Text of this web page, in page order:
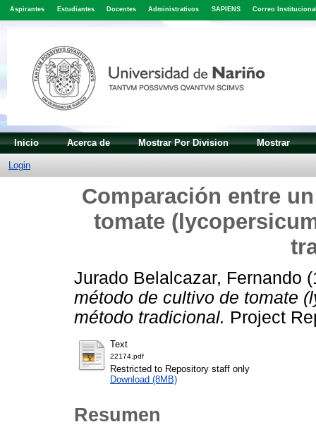
Aspirantes Estudiantes Docentes Administrativos SAPIENS Correo
Inicio Acerca de Mostrar Por Division Mostrar
Login
Comparación entre
tomate
Jurado Belalcazar, Fernando
método de cultivo de tomate
método tradicional. Project
Text
22174.pdf
Restricted to Repository staff only
Download (8MB)
Resumen